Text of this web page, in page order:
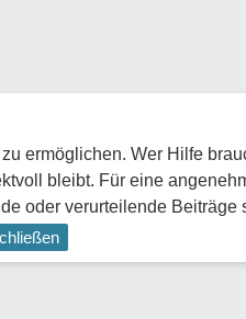
ermöglichen. Wer Hilfe
bleibt. Für eine
oder verurteilende Beiträge